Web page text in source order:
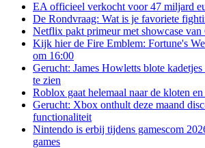
EA officieel verkocht voor 47 miljard
De Rondvraag: Wat is je favoriete
Netflix pakt primeur met showcase
Kijk hier de Fire Emblem: Fortune's
om 16:00
Gerucht: James Howletts blote
te zien
Roblox gaat helemaal naar de kloten
Gerucht: Xbox onthult deze maand
functionaliteit
Nintendo is erbij tijdens gamescom
games